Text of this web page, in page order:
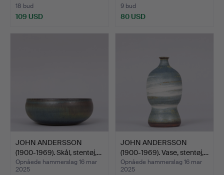
18 bud
109 USD
9 bud
80 USD
JOHN ANDERSSON
(1900-1969). Skål, stentøj,…
Opnåede hammerslag 16 mar
2025
JOHN ANDERSSON
(1900-1969). Vase, stentøj,…
Opnåede hammerslag 16 mar
2025